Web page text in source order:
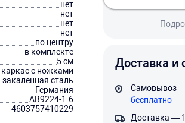
нет
нет
нет
нет
по центру
в комплекте
5 см
с ножками
закаленная сталь
Германия
AB9224-1.6
4603757410229
Доставка и
Самовывоз —
бесплатно
Доставка —